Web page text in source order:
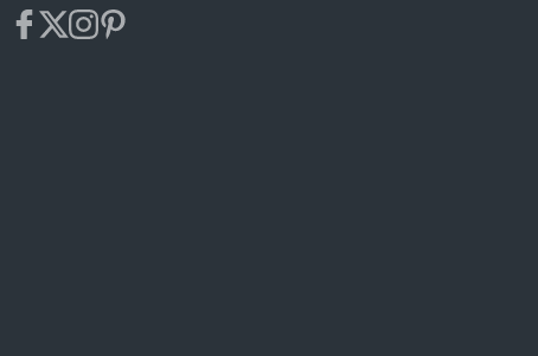
facebook
x instagram
pinterest